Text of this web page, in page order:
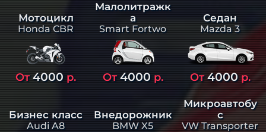
Мотоцикл
Honda CBR
От4000 р.
Малолитражк
а
Smart Fortwo
От4000р.
Седан
Mazda 3
От4000р.
Бизнес класс
Audi A8
Внедорожник
BMW X5
Микроавтобу
с
VW Transporter